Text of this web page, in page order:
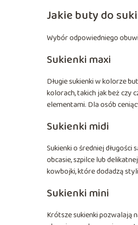
Jakie buty do
Wybór odpowiedniego
Sukienki maxi
Długie sukienki w kolorze
kolorach, takich jak beż czy
elementami. Dla osób
Sukienki midi
Sukienki o średniej
obcasie, szpilce lub
kowbojki, które dodadzą
Sukienki mini
Krótsze sukienki pozwalają